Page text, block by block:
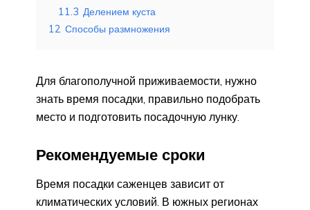
11.3 Делением куста
12 Способы размножения
Для благополучной приживаемости, нужно
знать время посадки, правильно подобрать
место и подготовить посадочную лунку.
Рекомендуемые сроки
Время посадки саженцев зависит от
климатических условий. В южных регионах